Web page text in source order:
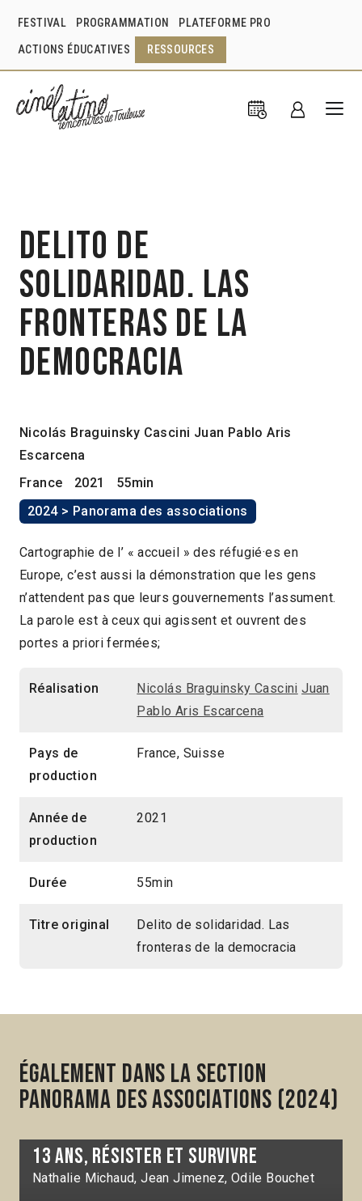
FESTIVAL PROGRAMMATION PLATEFORME PRO
ACTIONS ÉDUCATIVES RESSOURCES
Delito de
solidaridad. Las
fronteras de la
democracia
Nicolás Braguinsky Cascini Juan Pablo Aris
Escarcena
France
2021
55min
2024 > Panorama des associations
Cartographie de l’ « accueil » des réfugié·es en
Europe, c’est aussi la démonstration que les gens
n’attendent pas que leurs gouvernements l’assument.
La parole est à ceux qui agissent et ouvrent des
portes a priori fermées;
Réalisation Nicolás Braguinsky Cascini Juan
Pablo Aris Escarcena
Pays de
production
France, Suisse
Année de
production
2021
Durée 55min
Titre original
Delito de solidaridad. Las
fronteras de la democracia
Également dans la section
Panorama des associations (2024)
13 ans, résister et survivre
Nathalie Michaud, Jean Jimenez, Odile Bouchet